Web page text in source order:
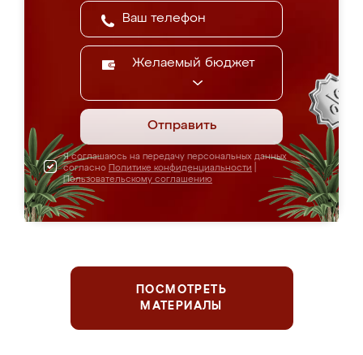
Желаемый бюджет
Отправить
Я соглашаюсь на передачу персональных данных
согласно Политике конфиденциальности
Пользовательскому соглашению
ПОСМОТРЕТЬ
МАТЕРИАЛЫ